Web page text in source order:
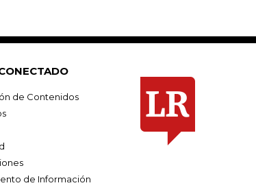
de Contenidos
de Información